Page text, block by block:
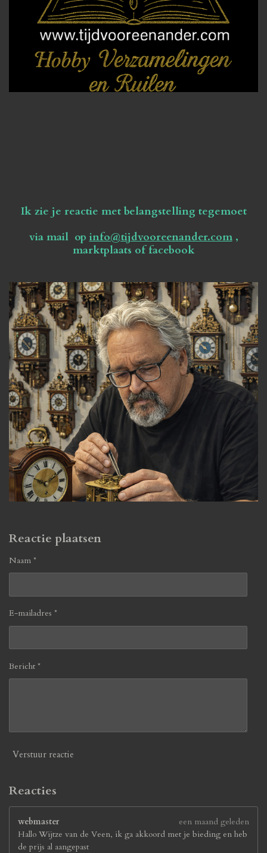
Ik zie je reactie met belangstelling tegemoet
via mail opinfo@tijdvooreenander.com,
marktplaats of facebook
Reactie plaatsen
Naam *
E-mailadres *
Bericht *
Verstuur reactie
Reacties
webmaster
een maand geleden
Hallo Wijtze van de Veen, ik ga akkoord met je bieding en heb
de prijs al aangepast